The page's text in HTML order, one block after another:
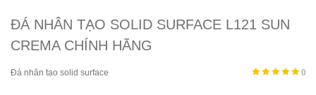
ĐÁ NHÂN TẠO SOLID SURFACE L121 SUN
CREMA CHÍNH HÃNG
()
Đá nhân tạo solid surface